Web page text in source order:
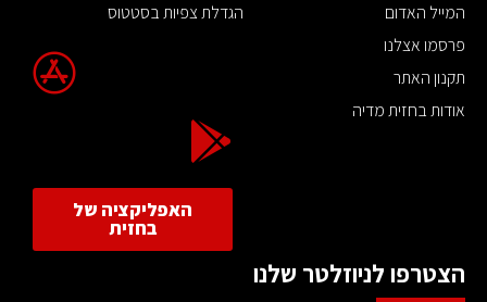
המייל האדום
פרסמו אצלנו
תקנון האתר
אודות בחזית מדיה
הגדלת צפיות בסטטוס
האפליקציה של
בחזית
הצטרפו לניוזלטר שלנו